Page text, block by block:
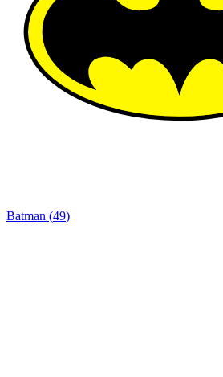
Batman (49)